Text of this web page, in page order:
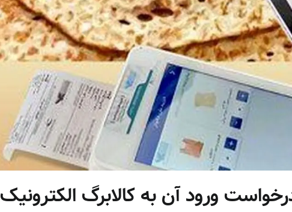
ورود آن به کالابرگ الکترونیک